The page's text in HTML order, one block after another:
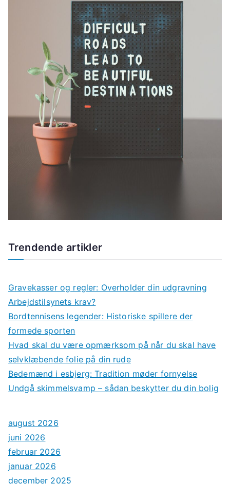
Trendende artikler
Gravekasser og regler: Overholder din udgravning
Arbejdstilsynets krav?
Bordtennisens legender: Historiske spillere der
formede sporten
Hvad skal du være opmærksom på når du skal have
selvklæbende folie på din rude
Bedemænd i esbjerg: Tradition møder fornyelse
Undgå skimmelsvamp – sådan beskytter du din bolig
august 2026
juni 2026
februar 2026
januar 2026
december 2025